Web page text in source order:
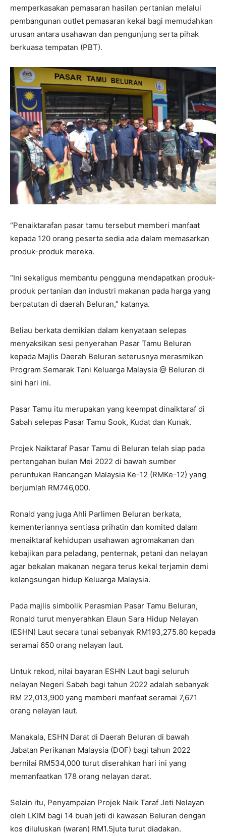
memperkasakan pemasaran hasilan pertanian melalui
pembangunan outlet pemasaran kekal bagi memudahkan
urusan antara usahawan dan pengunjung serta pihak
berkuasa tempatan (PBT).
“Penaiktarafan pasar tamu tersebut memberi manfaat
kepada 120 orang peserta sedia ada dalam memasarkan
produk-produk mereka.
“Ini sekaligus membantu pengguna mendapatkan produk-
produk pertanian dan industri makanan pada harga yang
berpatutan di daerah Beluran,” katanya.
Beliau berkata demikian dalam kenyataan selepas
menyaksikan sesi penyerahan Pasar Tamu Beluran
kepada Majlis Daerah Beluran seterusnya merasmikan
Program Semarak Tani Keluarga Malaysia @ Beluran di
sini hari ini.
Pasar Tamu itu merupakan yang keempat dinaiktaraf di
Sabah selepas Pasar Tamu Sook, Kudat dan Kunak.
Projek Naiktaraf Pasar Tamu di Beluran telah siap pada
pertengahan bulan Mei 2022 di bawah sumber
peruntukan Rancangan Malaysia Ke-12 (RMKe-12) yang
berjumlah RM746,000.
Ronald yang juga Ahli Parlimen Beluran berkata,
kementeriannya sentiasa prihatin dan komited dalam
menaiktaraf kehidupan usahawan agromakanan dan
kebajikan para peladang, penternak, petani dan nelayan
agar bekalan makanan negara terus kekal terjamin demi
kelangsungan hidup Keluarga Malaysia.
Pada majlis simbolik Perasmian Pasar Tamu Beluran,
Ronald turut menyerahkan Elaun Sara Hidup Nelayan
(ESHN) Laut secara tunai sebanyak RM193,275.80 kepada
seramai 650 orang nelayan laut.
Untuk rekod, nilai bayaran ESHN Laut bagi seluruh
nelayan Negeri Sabah bagi tahun 2022 adalah sebanyak
RM 22,013,900 yang memberi manfaat seramai 7,671
orang nelayan laut.
Manakala, ESHN Darat di Daerah Beluran di bawah
Jabatan Perikanan Malaysia (DOF) bagi tahun 2022
bernilai RM534,000 turut diserahkan hari ini yang
memanfaatkan 178 orang nelayan darat.
Selain itu, Penyampaian Projek Naik Taraf Jeti Nelayan
oleh LKIM bagi 14 buah jeti di kawasan Beluran dengan
kos diluluskan (waran) RM1.5juta turut diadakan.